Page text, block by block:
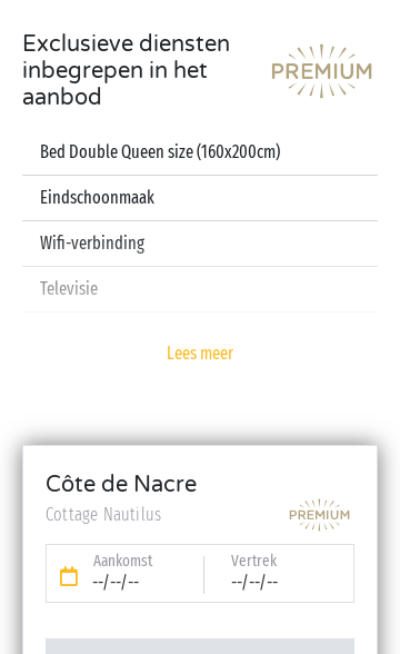
Exclusieve diensten
inbegrepen in het
aanbod
Bed Double Queen size (160x200cm)
Eindschoonmaak
Wifi-verbinding
Televisie
Babykit (kinderbedje, hoge stoel, badje – op
reservering)
Lees meer
Côte de Nacre
Cottage Nautilus
Aankomst
--/--/--
Vertrek
--/--/--